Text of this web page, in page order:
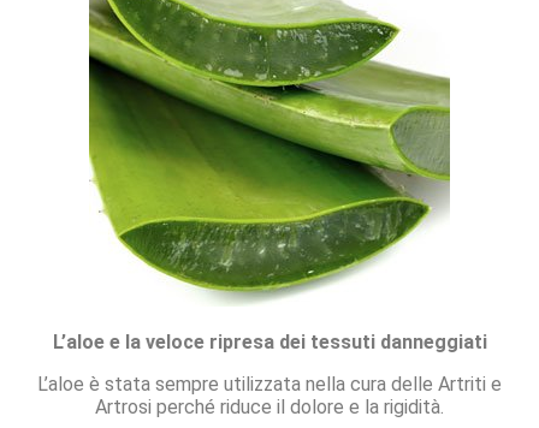
L’aloe e la veloce ripresa dei tessuti danneggiati
L’aloe è stata sempre utilizzata nella cura delle Artriti e
Artrosi perché riduce il dolore e la rigidità.